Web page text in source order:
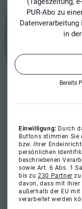
PUR-Abo zu
Datenverarbeitung
in der
Bereits
Einwilligung: Durch
Buttons stimmen Sie
bzw. Ihrer
persönlichen
beschriebenen
sowie Art. 6 Abs. 1
bis zu230 Partner
davon, dass mit
außerhalb der EU
verarbeitet werden